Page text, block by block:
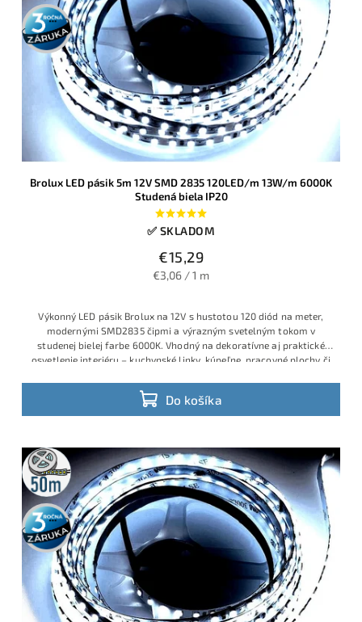
3 roky
záruka
Brolux LED pásik 5m 12V SMD 2835 120LED/m 13W/m 6000K
Studená biela IP20
✅ SKLADOM
€15,29
€3,06 / 1 m
Do košíka
Výkonný LED pásik Brolux na 12V s hustotou 120 diód na meter,
modernými SMD2835 čipmi a výrazným svetelným tokom v
studenej bielej farbe 6000K. Vhodný na dekoratívne aj praktické
osvetlenie interiéru – kuchynské linky, kúpeľne, pracovné plochy či
50m
rolka
3 roky
záruka